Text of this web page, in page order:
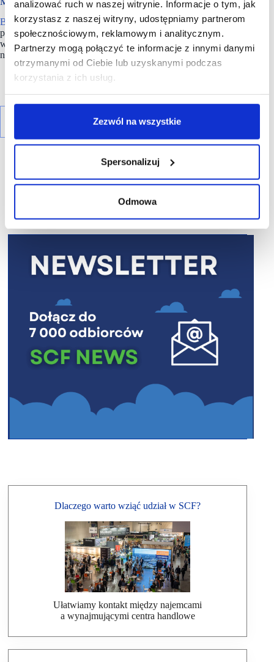
analizować ruch w naszej witrynie. Informacje o tym, jak
korzystasz z naszej witryny, udostępniamy partnerom
społecznościowym, reklamowym i analitycznym.
Partnerzy mogą połączyć te informacje z innymi danymi
otrzymanymi od Ciebie lub uzyskanymi podczas
korzystania z ich usług.
Zezwól na wszystkie
Spersonalizuj
Odmowa
Badanie konsumenckieprzeprowadzone w maju 2024 roku
przez agencję badawczą Stem Mark wśród polskiej populacji
w wieku 18-50 lat, metodą CAWI, na reprezentatywnej próbie
n=1000.
Dlaczego warto wziąć udział w SCF?
Ułatwiamy kontakt między najemcami
a wynajmującymi centra handlowe